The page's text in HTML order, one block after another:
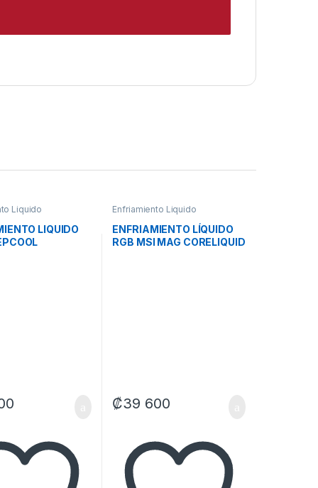
Liquido
LIQUIDO
Enfriamiento Liquido
ENFRIAMIENTO LÍQUIDO
RGB MSI MAG CORELIQUID
₡39 600